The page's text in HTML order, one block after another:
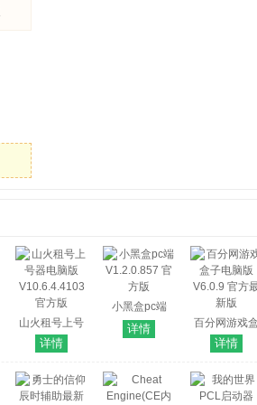
山火租号上号
器电脑版
V10.6.4.4103
官方版
详情
小黑盒pc端
V1.2.0.857 官
方版
详情
百分网游戏盒
子电脑版
V6.0.9 官方最
新版
详情